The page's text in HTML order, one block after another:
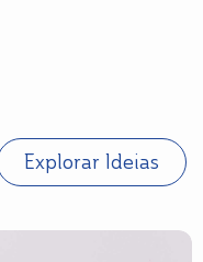
Explorar Ideias